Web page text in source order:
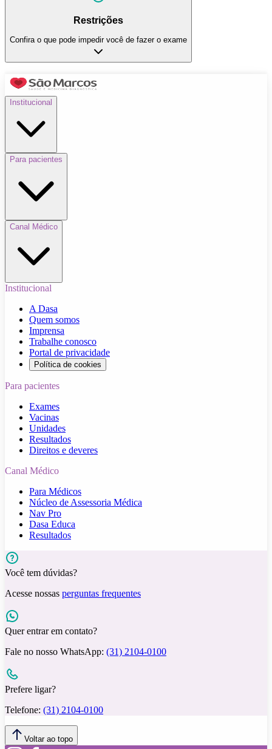
Restrições
Confira o que pode impedir você de fazer o exame
Institucional
Para pacientes
Canal Médico
Institucional
A Dasa
Quem somos
Imprensa
Trabalhe conosco
Portal de privacidade
Política de cookies
Para pacientes
Exames
Vacinas
Unidades
Resultados
Direitos e deveres
Canal Médico
Para Médicos
Núcleo de Assessoria Médica
Nav Pro
Dasa Educa
Resultados
Você tem dúvidas?
Acesse nossas perguntas frequentes
Quer entrar em contato?
Fale no nosso WhatsApp: (31) 2104-0100
Prefere ligar?
Telefone: (31) 2104-0100
Voltar ao topo